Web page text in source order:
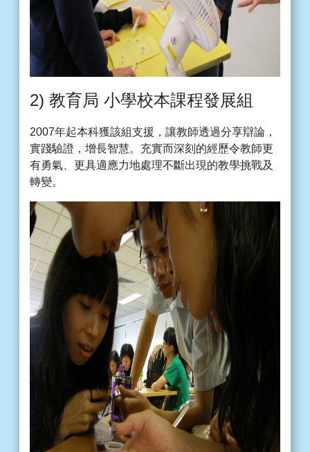
2) 教育局 小學校本課程發展組
2007年起本科獲該組支援，讓教師透過分享辯論，
實踐驗證，增長智慧。充實而深刻的經歷令教師更
有勇氣、更具適應力地處理不斷出現的教學挑戰及
轉變。